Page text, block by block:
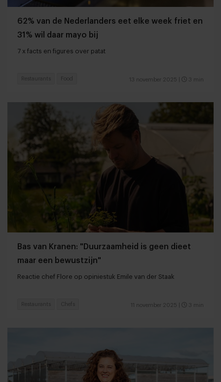
62% van de Nederlanders eet elke week friet en
31% wil daar mayo bij
7 x facts en figures over patat
13 november 2025 3 min
Restaurants Food
Bas van Kranen: "Duurzaamheid is geen dieet
maar een bewustzijn"
Reactie chef Flore op opiniestuk Emile van der Staak
11 november 2025 3 min
Restaurants Chefs